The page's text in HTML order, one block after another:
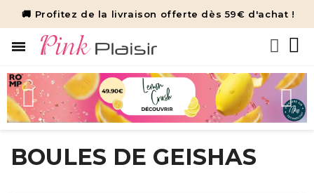
🚚 Profitez de la livraison offerte dès 59€ d'achat !
BOULES DE GEISHAS